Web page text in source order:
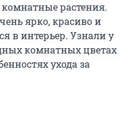
растения.
ярко, красиво и
в интерьер. Узнали у
комнатных цветах
ухода за